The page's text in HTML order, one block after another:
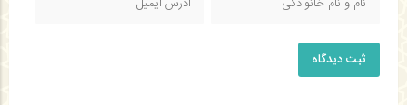
ثبت دیدگاه